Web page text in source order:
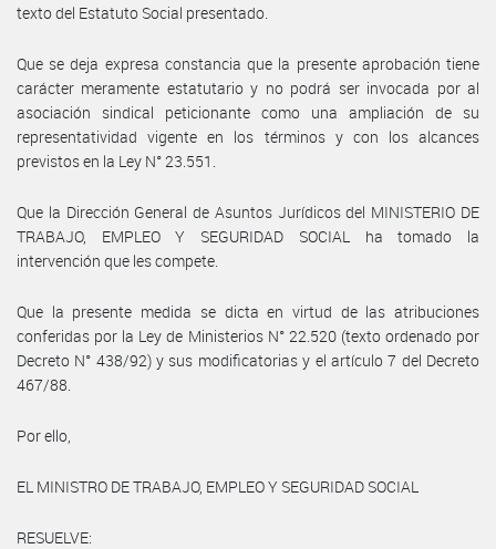
texto del Estatuto Social presentado.
Que se deja expresa constancia que la presente aprobación tiene
carácter meramente estatutario y no podrá ser invocada por al
asociación sindical peticionante como una ampliación de su
representatividad vigente en los términos y con los alcances
previstos en la Ley N° 23.551.
Que la Dirección General de Asuntos Jurídicos del MINISTERIO DE
TRABAJO, EMPLEO Y SEGURIDAD SOCIAL ha tomado la
intervención que les compete.
Que la presente medida se dicta en virtud de las atribuciones
conferidas por la Ley de Ministerios N° 22.520 (texto ordenado por
Decreto N° 438/92) y sus modificatorias y el artículo 7 del Decreto
467/88.
Por ello,
EL MINISTRO DE TRABAJO, EMPLEO Y SEGURIDAD SOCIAL
RESUELVE: